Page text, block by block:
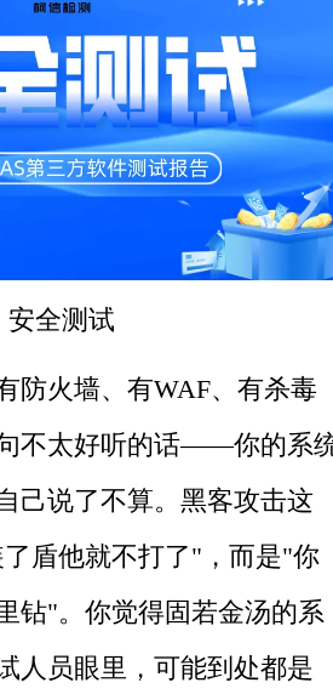
安全测试
防火墙、有WAF、有杀毒
不太好听的话——你的系
己说了不算。黑客攻击这
盾他就不打了"，而是"你
钻"。你觉得固若金汤的系
人员眼里，可能到处都是